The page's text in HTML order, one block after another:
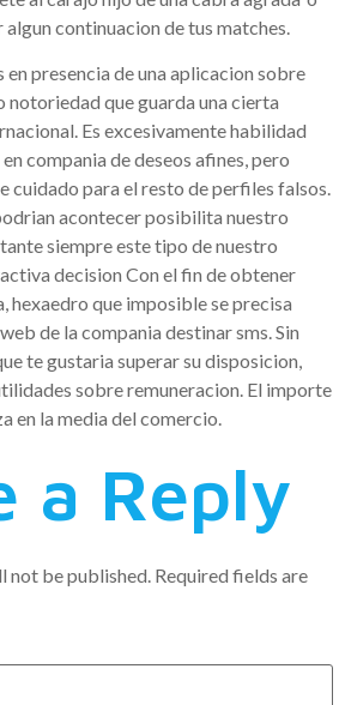
continuacion de tus matches.
en presencia de una aplicacion sobre
que guarda una cierta
Es excesivamente habilidad
compania de deseos afines, pero
cuidado para el resto de perfiles falsos.
acontecer posibilita nuestro
siempre este tipo de nuestro
decision Con el fin de obtener
hexaedro que imposible se precisa
de la compania destinar sms. Sin
te gustaria superar su disposicion,
sobre remuneracion. El importe
en la media del comercio.
a Reply
not be published. Required fields are